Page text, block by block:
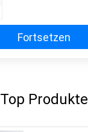
Fortsetzen
Top Produkte